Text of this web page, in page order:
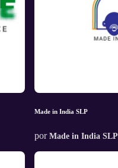
Made in India SLP
por Made in India SLP